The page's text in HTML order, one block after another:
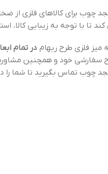
تا با توجه به زیبایی کالا،
میز فلزی طرح ریهامدر تمام
سفارشی خود و همچنین مشاوره
چوب تماس بگیرید تا شما را